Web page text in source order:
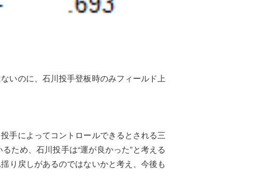
いのに、石川投手登板時のみフィールド上
手によってコントロールできるとされる三
ため、石川投手は“運が良かった”と考える
り戻しがあるのではないかと考え、今後も